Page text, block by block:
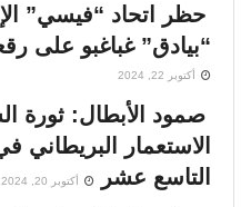
حظر اتحاد “فيسي”
“بيادق” غباغبو على
أكتوبر 22, 2024
صمود الأبطال: ثورة
الاستعمار البريطاني
التاسع عشر
أكتوبر 20, 2024